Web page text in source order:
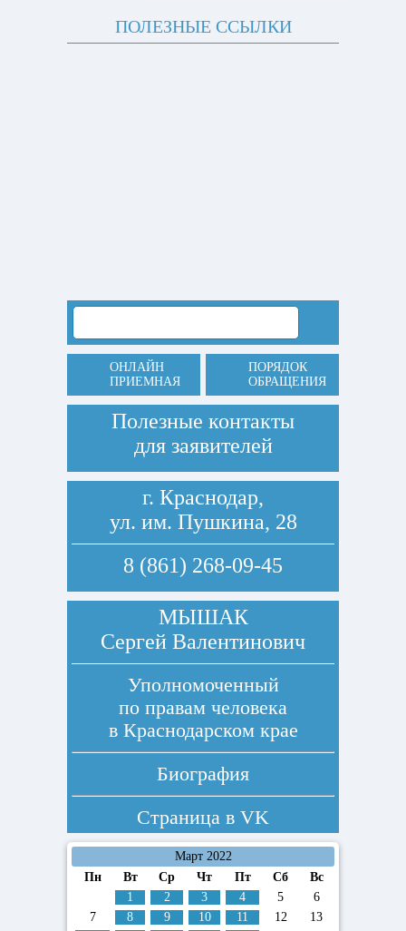
ПОЛЕЗНЫЕ ССЫЛКИ
ОНЛАЙН
ПРИЕМНАЯ
ПОРЯДОК
ОБРАЩЕНИЯ
Полезные контакты
для заявителей
г. Краснодар,
ул. им. Пушкина, 28
8 (861) 268-09-45
МЫШАК
Сергей Валентинович
Уполномоченный
по правам человека
в Краснодарском крае
Биография
Страница в VK
Март 2022
Пн
Вт Ср Чт Пт Сб
Вс
1
2 3 4 5
6
7
8 9 10 11 12
13